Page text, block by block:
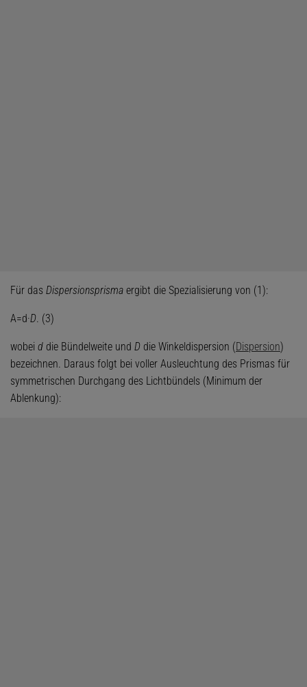
Für das Dispersionsprisma ergibt die Spezialisierung von (1):
A=d·D . (3)
wobei d die Bündelweite und D die Winkeldispersion (Dispersion)
bezeichnen. Daraus folgt bei voller Ausleuchtung des Prismas für
symmetrischen Durchgang des Lichtbündels (Minimum der
Ablenkung):